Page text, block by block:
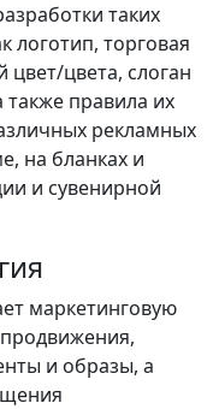
таких
логотип, торговая
цвета, слоган
также правила их
рекламных
на бланках и
и сувенирной
маркетинговую
и образы, а